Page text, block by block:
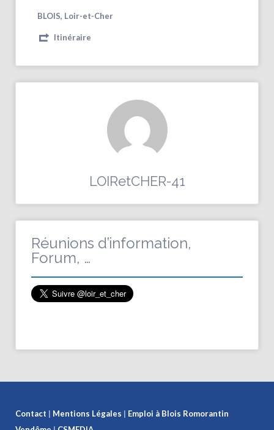
BLOIS, Loir-et-Cher
Itinéraire
LOIRetCHER-41
Réunions d’information,
Forum, …
Contact | Mentions Légales | Emploi à Blois Romorantin